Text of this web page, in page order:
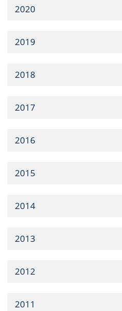
2020
2019
2018
2017
2016
2015
2014
2013
2012
2011